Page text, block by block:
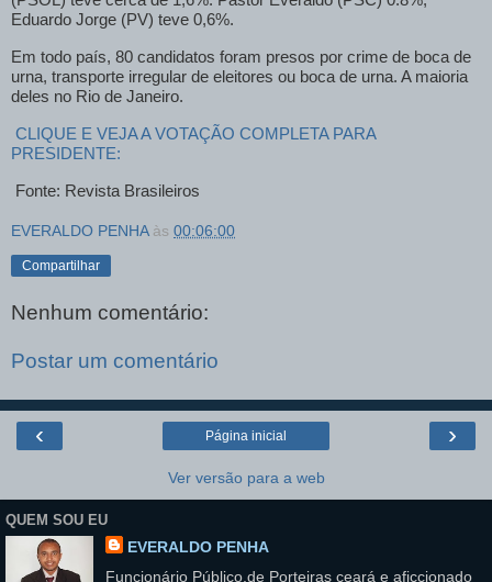
Eduardo Jorge (PV) teve 0,6%.
Em todo país, 80 candidatos foram presos por crime de boca de
urna, transporte irregular de eleitores ou boca de urna. A maioria
deles no Rio de Janeiro.
CLIQUE E VEJA A VOTAÇÃO COMPLETA PARA
PRESIDENTE:
Fonte: Revista Brasileiros
EVERALDO PENHA às 00:06:00
Compartilhar
Nenhum comentário:
Postar um comentário
‹ ›
Página inicial
Ver versão para a web
QUEM SOU EU
EVERALDO PENHA
Funcionário Público,de Porteiras ceará e aficcionado